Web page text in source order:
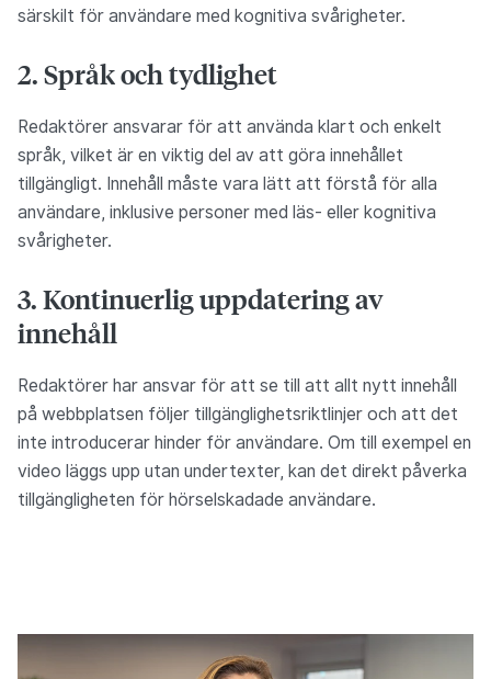
särskilt för användare med kognitiva svårigheter.
2. Språk och tydlighet
Redaktörer ansvarar för att använda klart och enkelt
språk, vilket är en viktig del av att göra innehållet
tillgängligt. Innehåll måste vara lätt att förstå för alla
användare, inklusive personer med läs- eller kognitiva
svårigheter.
3. Kontinuerlig uppdatering av
innehåll
Redaktörer har ansvar för att se till att allt nytt innehåll
på webbplatsen följer tillgänglighetsriktlinjer och att det
inte introducerar hinder för användare. Om till exempel en
video läggs upp utan undertexter, kan det direkt påverka
tillgängligheten för hörselskadade användare.